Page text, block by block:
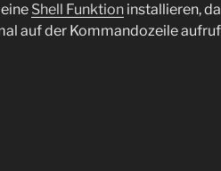
Shell Funktion installieren,
auf der Kommandozeile